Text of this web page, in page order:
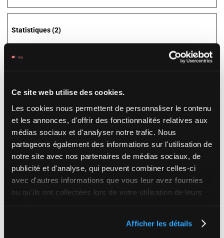
Ce site web utilise des cookies.
Les cookies nous permettent de personnaliser le contenu
et les annonces, d'offrir des fonctionnalités relatives aux
médias sociaux et d'analyser notre trafic. Nous
partageons également des informations sur l'utilisation de
notre site avec nos partenaires de médias sociaux, de
publicité et d'analyse, qui peuvent combiner celles-ci
avec d'autres informations que vous leur avez fournies
ou qu'ils ont collectées lors de votre utilisation de leurs
Afficher les détails
Statistiques (2)
la collecte et la communication d'informations de manière
Nom Fournisseur Finalité
maximale de
conservation
Type
_ga zeturf.com
Enregistre un
identifiant unique
utilisé pour
générer des
données
statistiques sur la
401 jours
HTTP